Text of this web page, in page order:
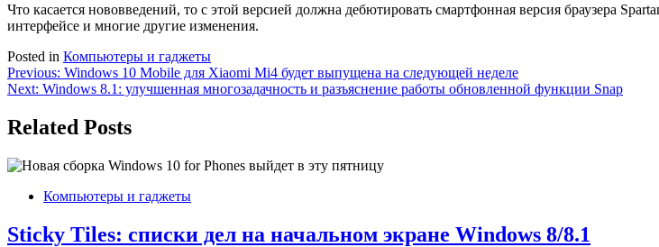
Что касается нововведений, то с этой версией должна дебютировать смартфонная версия браузера
интерфейсе и многие другие изменения.
Posted in Компьютеры и гаджеты
Навигация
по
записям
Previous: Windows 10 Mobile для Xiaomi Mi4 будет выпущена на следующей неделе
Next: Windows 8.1: улучшенная многозадачность и разъяснение работы обновленной функции Snap
Related Posts
Компьютеры и гаджеты
Sticky Tiles: списки дел на начальном экране Windows 8/8.1